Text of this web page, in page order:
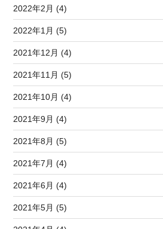
2022年2月 (4)
2022年1月 (5)
2021年12月 (4)
2021年11月 (5)
2021年10月 (4)
2021年9月 (4)
2021年8月 (5)
2021年7月 (4)
2021年6月 (4)
2021年5月 (5)